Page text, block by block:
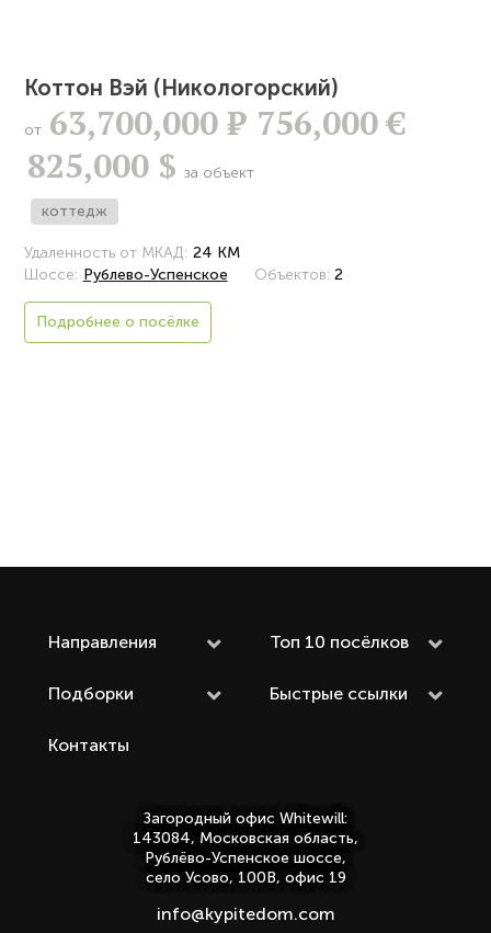
Коттон Вэй (Никологорский)
от 63,700,000Р 756,000 €
825,000 $ за объект
коттедж
Удаленность от МКАД: 24 КМ
Шоссе: Рублево-Успенское Объектов: 2
Подробнее о посёлке
Направления Топ 10 посёлков
Подборки Быстрые ссылки
Контакты
Загородный офис Whitewill:
143084, Московская область,
Рублёво-Успенское шоссе,
село Усово, 100В, офис 19
info@kypitedom.com